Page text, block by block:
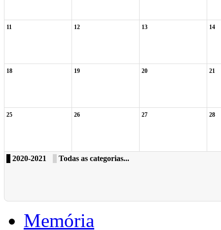
11 12 13 14
18 19 20 21
25 26 27 28
2020-2021 Todas as categorias...
Memória